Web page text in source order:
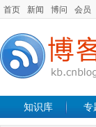
首页 新闻 博问 会员
知识库 专